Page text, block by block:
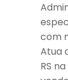
com
Atua
RS